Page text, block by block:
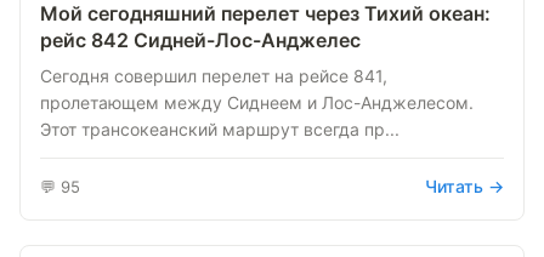
Мой сегодняшний перелет через Тихий океан:
рейс 842 Сидней-Лос-Анджелес
Сегодня совершил перелет на рейсе 841,
пролетающем между Сиднеем и Лос-Анджелесом.
Этот трансокеанский маршрут всегда пр...
💬 95 Читать →